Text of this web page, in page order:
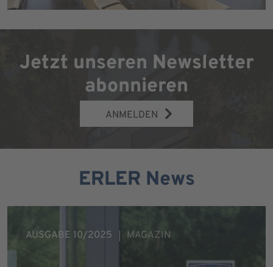
Jetzt unseren Newsletter
abonnieren
ANMELDEN
ERLER News
AUSGABE 10/2025 MAGAZIN